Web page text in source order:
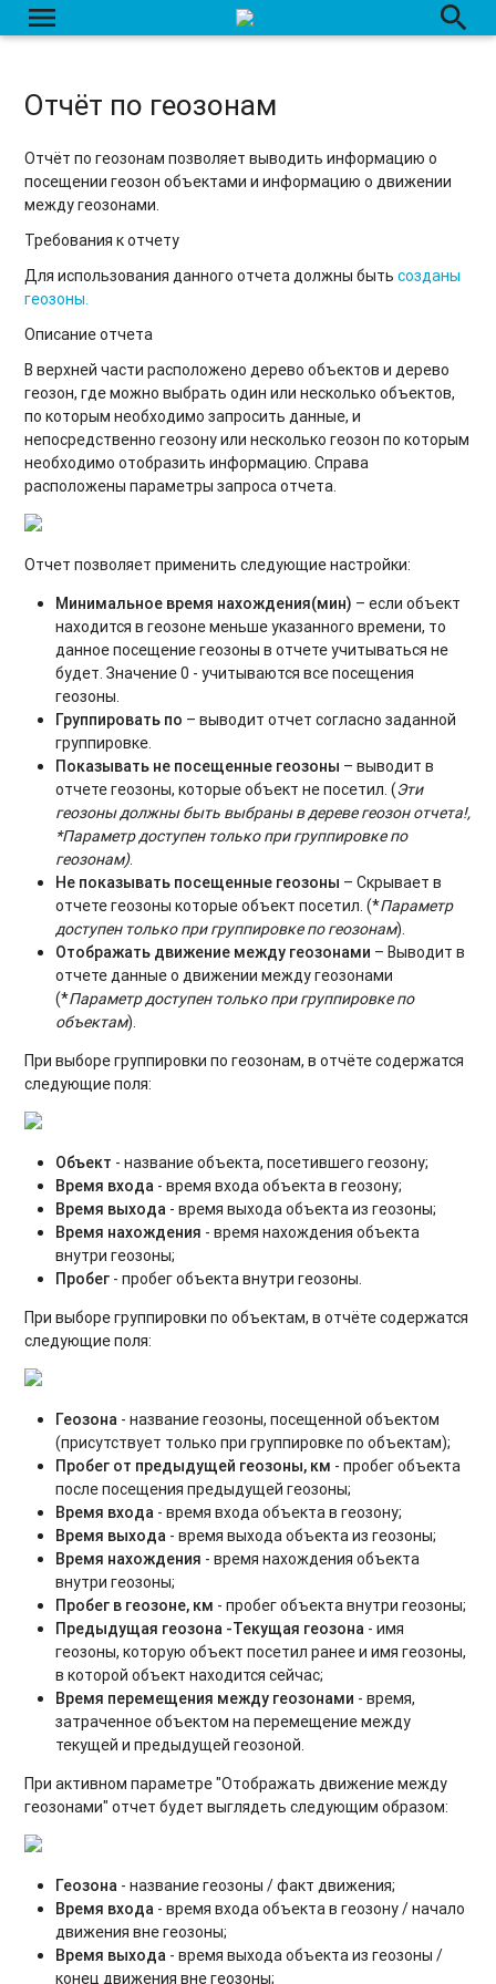
menu
Отчет по параметрам объектов
Механика работы отчёта по весам
search
Отчёт по геозонам
Отчёт по геозонам позволяет выводить информацию о
посещении геозон объектами и информацию о движении
между геозонами.
Требования к отчету
Для использования данного отчета должны бытьсозданы
геозоны.
Описание отчета
В верхней части расположено дерево объектов и дерево
геозон, где можно выбрать один или несколько объектов,
по которым необходимо запросить данные, и
непосредственно геозону или несколько геозон по которым
необходимо отобразить информацию. Справа
расположены параметры запроса отчета.
Отчет позволяет применить следующие настройки:
Минимальное время нахождения(мин) – если объект
находится в геозоне меньше указанного времени, то
данное посещение геозоны в отчете учитываться не
будет. Значение 0 - учитываются все посещения
геозоны.
Группировать по – выводит отчет согласно заданной
группировке.
Показывать не посещенные геозоны – выводит в
отчете геозоны, которые объект не посетил. (Эти
геозоны должны быть выбраны в дереве геозон отчета!,
*Параметр доступен только при группировке по
геозонам).
Не показывать посещенные геозоны – Скрывает в
отчете геозоны которые объект посетил. (*Параметр
доступен только при группировке по геозонам).
Отображать движение между геозонами – Выводит в
отчете данные о движении между геозонами
(*Параметр доступен только при группировке по
объектам).
При выборе группировки по геозонам, в отчёте содержатся
следующие поля:
Объект - название объекта, посетившего геозону;
Время входа - время входа объекта в геозону;
Время выхода - время выхода объекта из геозоны;
Время нахождения - время нахождения объекта
внутри геозоны;
Пробег - пробег объекта внутри геозоны.
При выборе группировки по объектам, в отчёте содержатся
следующие поля:
Геозона - название геозоны, посещенной объектом
(присутствует только при группировке по объектам);
Пробег от предыдущей геозоны, км - пробег объекта
после посещения предыдущей геозоны;
Время входа - время входа объекта в геозону;
Время выхода - время выхода объекта из геозоны;
Время нахождения - время нахождения объекта
внутри геозоны;
Пробег в геозоне, км - пробег объекта внутри геозоны;
Предыдущая геозона -Текущая геозона - имя
геозоны, которую объект посетил ранее и имя геозоны,
в которой объект находится сейчас;
Время перемещения между геозонами - время,
затраченное объектом на перемещение между
текущей и предыдущей геозоной.
При активном параметре "Отображать движение между
геозонами" отчет будет выглядеть следующим образом:
Геозона - название геозоны / факт движения;
Время входа - время входа объекта в геозону / начало
движения вне геозоны;
Время выхода - время выхода объекта из геозоны /
конец движения вне геозоны;